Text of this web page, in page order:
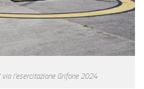
l’esercitazione Grifone 2024